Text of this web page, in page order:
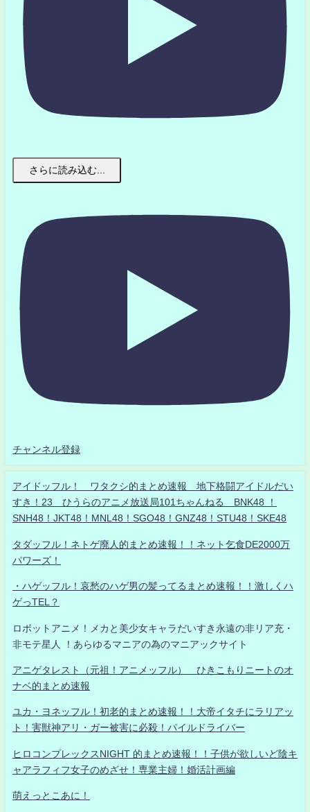
さらに読み込む...
チャンネル登録
アイドッフル！ ワタクシ的まとめ速報 地下格闘アイドルだい
すき！23 ひうらのアニメ放送局101ちゃんねる BNK48 ！
SNH48！JKT48！MNL48！SGO48！GNZ48！STU48！SKE48
タダッフル！ネトゲ廃人的まとめ速報！！ネット乞食DE2000万
パワーズ！
・ハゲッフル！哀愁のハゲ男の髪ってるまとめ速報！！激しくハ
ゲっTEL？
ロボットアニメ！メカと美少女キャラだいすき永遠の非リア充・
非モテ星人 ！あらゆるマニアの為のマニアックサイト
アニゲタレスト（元祖！アニメッフル） ひきこもりニートのオ
ナベ的まとめ速報
ユカ・ヨネッフル！初老的まとめ速報！！大帝イタチにラリアッ
ト！害獣神アリ・ガー被害に必殺！パイルドライバー
ヒロコンプレックスNIGHT 的まとめ速報！！子供が欲しいど陰キ
ャアラフィフ女子のめざせ！専業主婦！婚活計画編
萌えっとこあに！